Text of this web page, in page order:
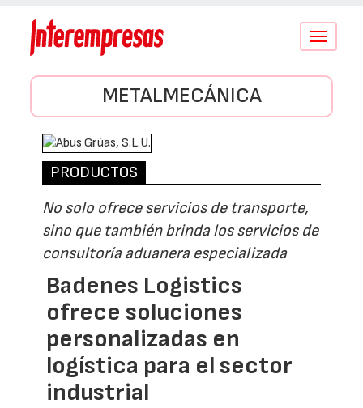
Conmutar
METALMECÁNICA
PRODUCTOS
No solo ofrece servicios de transporte,
sino que también brinda los servicios de
consultoría aduanera especializada
Badenes Logistics
ofrece soluciones
personalizadas en
logística para el sector
industrial